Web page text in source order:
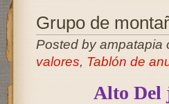
Grupo de
Posted by ampatapia
valores, Tablón de
Alto Del